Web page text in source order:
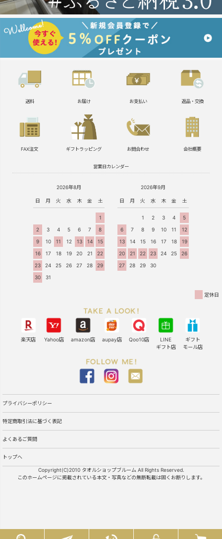
送料 お届け お支払い 返品・交換
FAX注文 ギフトラッピング お問合わせ 会社概要
営業日カレンダー
2026年8月
日 月 火 水 木 金 土
1
2
3 4 5 6 7
8
9
10 11 12 13 14
15
16
17 18 19 20 21
22
23
24 25 26 27 28
29
30
31
2026年9月
日 月 火 水 木 金 土
1 2 3 4
5
6
7 8 9 10 11
12
13
14 15 16 17 18
19
20
21 22 23 24 25
26
27
28 29 30
定休日
楽天店 Yahoo店 amazon店 aupay店 Qoo10店
LINE
ギフト店
ギフト
モール店
プライバシーポリシー
特定商取引法に基づく表記
よくあるご質問
トップへ
Copyright(C)2010 タオルショップブルーム All Rights Reserved.
このホームページに掲載されている本文・写真などの無断転載は固くお断りします。